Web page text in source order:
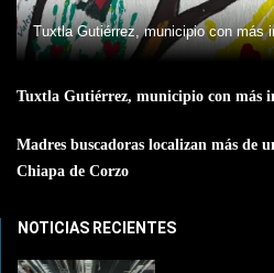
Tuxtla Gutiérrez, municipio con más
Tuxtla Gutiérrez, municipio con más
Madres buscadoras localizan más de
Chiapa de Corzo
NOTICIAS RECIENTES